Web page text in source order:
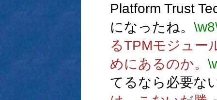
Platform Trust
になったね。 \w8
るTPMモジュー
めにあるのか。
てるなら必要な